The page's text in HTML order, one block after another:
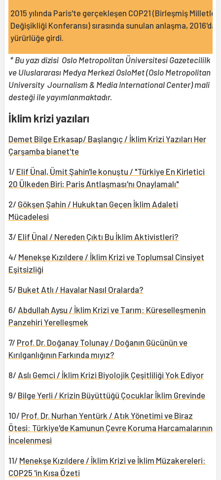
2015 yılında Paris'te gerçekleşen COP21 (Birleşmiş
Değişikliği Konferansı) sırasında sunulan anlaşma, 2016'da
yürürlüğe girdi.
* Bu yazı dizisi Oslo Metropolitan Üniversitesi Gazetecililk
ve Uluslararası Medya Merkezi OsloMet (Oslo Metropolitan
University Journalism & Media International Center) mali
desteği ile yayımlanmaktadır.
İklim krizi yazıları
Demet Bilge Erkasap/ Başlangıç / İklim Krizi Yazıları Her
Çarşamba bianet'te
1/ Elif Ünal, Ümit Şahin'le konuştu / "Türkiye En Kirletici
20 Ülkeden Biri; Paris Antlaşması'nı Onaylamalı"
2/ Gökşen Şahin / Hukuktan Geçen İklim Adaleti
Mücadelesi
3/ Elif Ünal / Nereden Çıktı Bu İklim Aktivistleri?
4/ Menekşe Kızıldere / İklim Krizi ve Toplumsal Cinsiyet
Eşitsizliği
5/ Buket Atlı / Havalar Nasıl Oralarda?
6/ Abdullah Aysu / İklim Krizi ve Tarım: Küreselleşmenin
Panzehiri Yerelleşmek
7/ Prof. Dr. Doğanay Tolunay / Doğanın Gücünün ve
Kırılganlığının Farkında mıyız?
8/ Aslı Gemci / İklim Krizi Biyolojik Çeşitliliği Yok Ediyor
9/ Bilge Yerli / Krizin Büyüttüğü Çocuklar İklim Grevinde
10/ Prof. Dr. Nurhan Yentürk / Atık Yönetimi ve Biraz
Ötesi: Türkiye'de Kamunun Çevre Koruma Harcamalarının
İncelenmesi
11/ Menekşe Kızıldere / İklim Krizi ve İklim Müzakereleri:
COP25 'in Kısa Özeti